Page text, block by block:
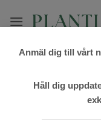
Anmäl dig till vårt
Håll dig